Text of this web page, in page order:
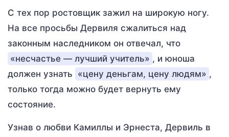
С тех пор ростовщик зажил на широкую ногу.
На все просьбы Дервиля сжалиться над
законным наследником он отвечал, что
«несчастье — лучший учитель» , и юноша
должен узнать «цену деньгам, цену людям» ,
только тогда можно будет вернуть ему
состояние.
Узнав о любви Камиллы и Эрнеста, Дервиль в